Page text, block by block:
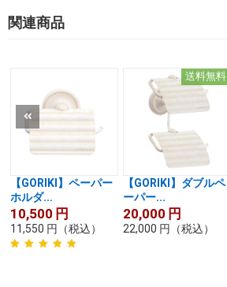
関連商品
【GORIKI】ペーパー
ホルダ...
10,500 円
11,550 円 （税込）
送料無料
【GORIKI】ダブルペ
ーパー...
20,000 円
22,000 円 （税込）